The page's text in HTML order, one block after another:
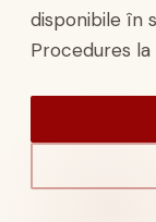
disponibile în
Procedures